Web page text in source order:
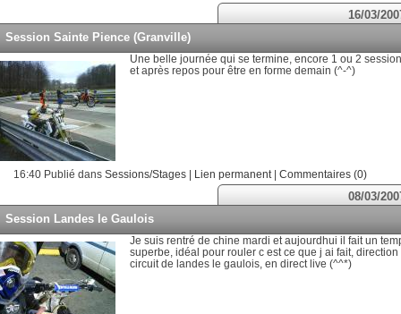
16/03/
Session Sainte Pience (Granville)
Une belle journée qui se termine, encore 1 ou 2
et après repos pour être en forme demain (^-^)
16:40 Publié dans Sessions/Stages | Lien permanent | Commentaires (0)
08/03/
Session Landes le Gaulois
Je suis rentré de chine mardi et aujourdhui il fait un
superbe, idéal pour rouler c est ce que j ai fait, direction
circuit de landes le gaulois, en direct live (^^*)